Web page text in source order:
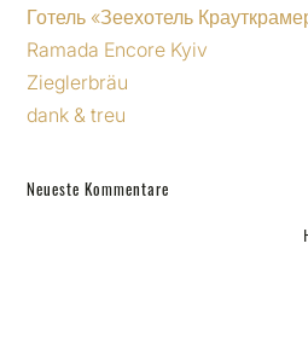
Готель «Зеехотель
Ramada Encore Kyiv
Zieglerbräu
dank & treu
Neueste Kommentare